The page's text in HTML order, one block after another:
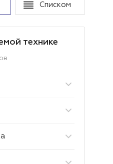
Списком
технике